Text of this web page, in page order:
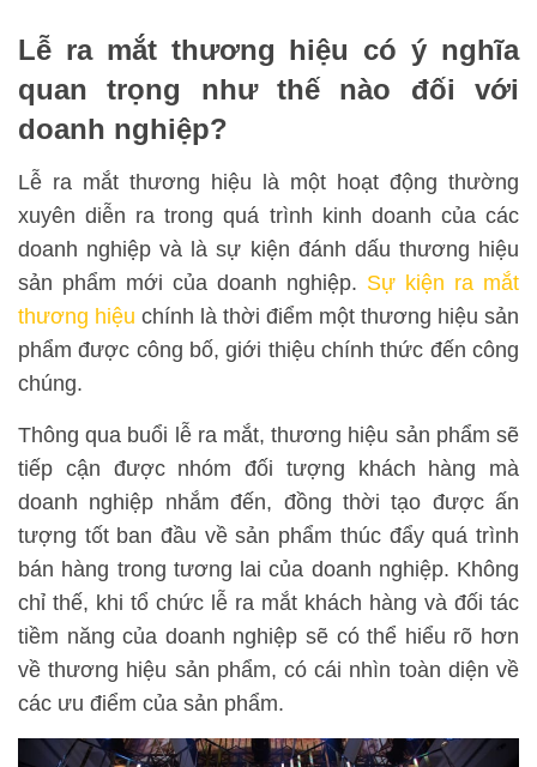
Lễ ra mắt thương hiệu có ý nghĩa
quan trọng như thế nào đối với
doanh nghiệp?
Lễ ra mắt thương hiệu là một hoạt động thường
xuyên diễn ra trong quá trình kinh doanh của các
doanh nghiệp và là sự kiện đánh dấu thương hiệu
sản phẩm mới của doanh nghiệp. Sự kiện ra mắt
thương hiệu chính là thời điểm một thương hiệu sản
phẩm được công bố, giới thiệu chính thức đến công
chúng.
Thông qua buổi lễ ra mắt, thương hiệu sản phẩm sẽ
tiếp cận được nhóm đối tượng khách hàng mà
doanh nghiệp nhắm đến, đồng thời tạo được ấn
tượng tốt ban đầu về sản phẩm thúc đẩy quá trình
bán hàng trong tương lai của doanh nghiệp. Không
chỉ thế, khi tổ chức lễ ra mắt khách hàng và đối tác
tiềm năng của doanh nghiệp sẽ có thể hiểu rõ hơn
về thương hiệu sản phẩm, có cái nhìn toàn diện về
các ưu điểm của sản phẩm.